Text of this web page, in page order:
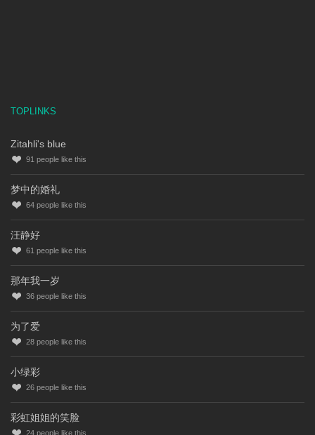
TOPLINKS
Zitahli's blue
91 people like this
梦中的婚礼
64 people like this
汪静好
61 people like this
那年我一岁
36 people like this
为了爱
28 people like this
小绿彩
26 people like this
彩虹姐姐的笑脸
24 people like this